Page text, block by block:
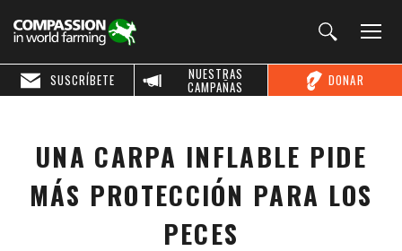
DONAR
NUESTRAS
CAMPAÑAS
SUSCRÍBETE
UNA CARPA INFLABLE PIDE
MÁS PROTECCIÓN PARA LOS
PECES